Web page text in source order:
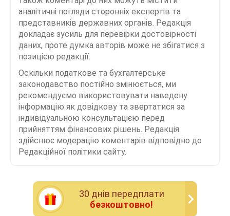
аналітичні погляди сторонніх експертів та
представників державних органів. Редакція
докладає зусиль для перевірки достовірності
даних, проте думка авторів може не збігатися з
позицією редакції.
Оскільки податкове та бухгалтерське
законодавство постійно змінюється, ми
рекомендуємо використовувати наведену
інформацію як довідкову та звертатися за
індивідуальною консультацією перед
прийняттям фінансових рішень. Редакція
здійснює модерацію коментарів відповідно до
Редакційної політики сайту.
30 днiв передплати
безкоштовно!